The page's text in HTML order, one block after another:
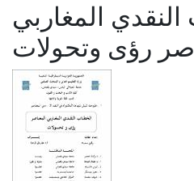
المغاربي
رؤى وتحولات